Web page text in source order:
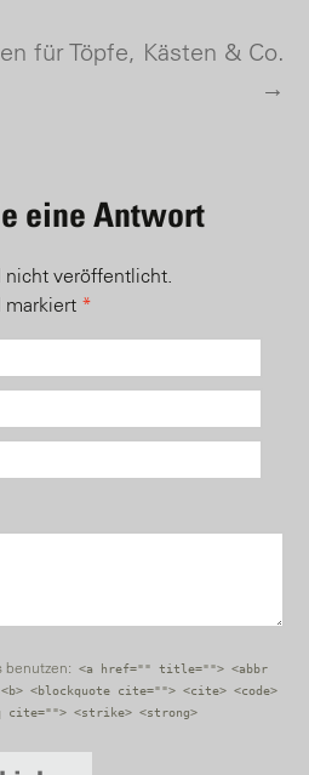
für Töpfe, Kästen & Co.
→
eine Antwort
nicht veröffentlicht.
markiert *
benutzen:
<a href="" title=""> <abbr
<blockquote cite=""> <cite> <code>
cite=""> <strike> <strong>